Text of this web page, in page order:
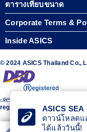
ตารางเทียบขนาด
Corporate Terms &
Inside ASICS
© 2024 ASICS Thailand Co.,
The stripe design
registered trademark of
ASICS SEA
ดาวน์โหลดแ
ได้แล้ววันนี้!